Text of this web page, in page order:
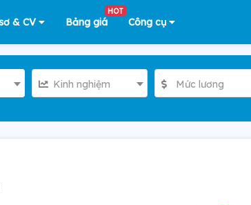
& CV Bảng giá
HOT
Công cụ
Kinh nghiệm Mức lương